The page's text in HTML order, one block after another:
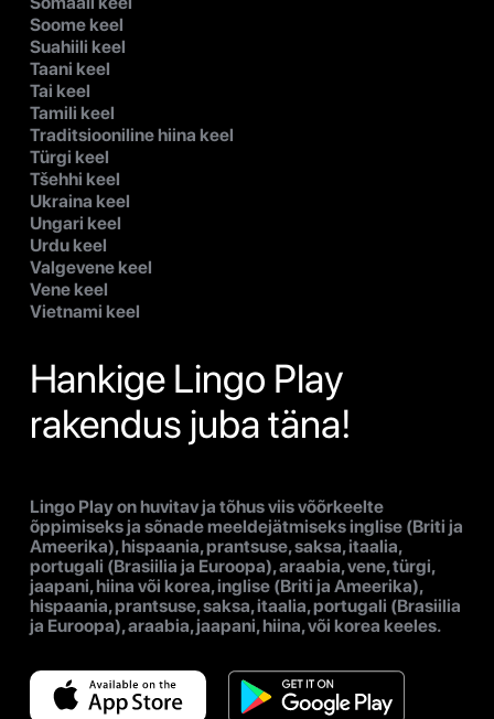
Soome keel
Suahiili keel
Taani keel
Tai keel
Tamili keel
Traditsiooniline hiina keel
Türgi keel
Tšehhi keel
Ukraina keel
Ungari keel
Urdu keel
Valgevene keel
Vene keel
Vietnami keel
Hankige Lingo Play
rakendus juba täna!
Lingo Play on huvitav ja tõhus viis võõrkeelte
õppimiseks ja sõnade meeldejätmiseks inglise (Briti ja
Ameerika), hispaania, prantsuse, saksa, itaalia,
portugali (Brasiilia ja Euroopa), araabia, vene, türgi,
jaapani, hiina või korea, inglise (Briti ja Ameerika),
hispaania, prantsuse, saksa, itaalia, portugali (Brasiilia
ja Euroopa), araabia, jaapani, hiina, või korea keeles.